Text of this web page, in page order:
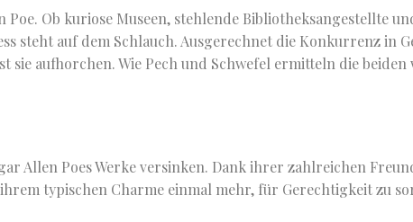
Poe. Ob kuriose Museen, stehlende Bibliotheksangestellte
steht auf dem Schlauch. Ausgerechnet die Konkurrenz in
sie aufhorchen. Wie Pech und Schwefel ermitteln die
Allen Poes Werke versinken. Dank ihrer zahlreichen
typischen Charme einmal mehr, für Gerechtigkeit zu